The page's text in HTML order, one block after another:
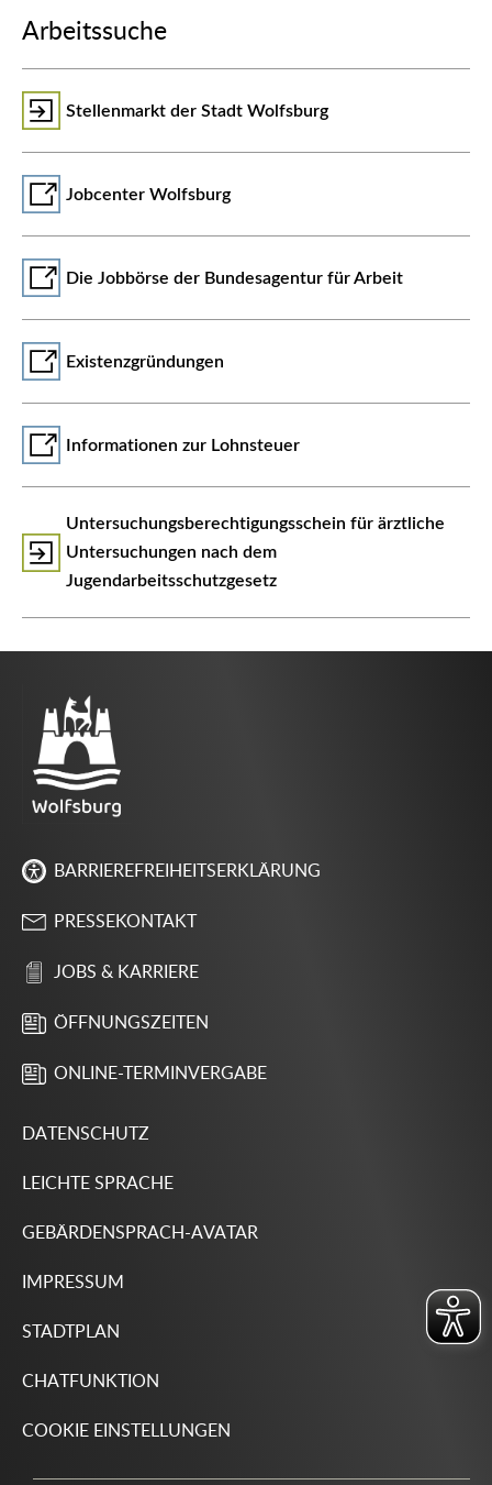
Arbeitssuche
Stellenmarkt der Stadt Wolfsburg
Jobcenter Wolfsburg
Die Jobbörse der Bundesagentur für Arbeit
Existenzgründungen
Informationen zur Lohnsteuer
Untersuchungsberechtigungsschein für ärztliche
Untersuchungen nach dem
Jugendarbeitsschutzgesetz
BARRIEREFREIHEITSERKLÄRUNG
PRESSEKONTAKT
JOBS & KARRIERE
ÖFFNUNGSZEITEN
ONLINE-TERMINVERGABE
DATENSCHUTZ
LEICHTE SPRACHE
GEBÄRDENSPRACH-AVATAR
IMPRESSUM
STADTPLAN
CHATFUNKTION
COOKIE EINSTELLUNGEN